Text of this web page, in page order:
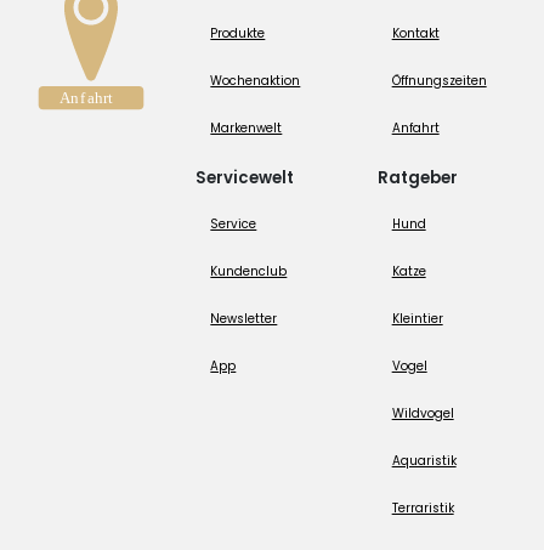
Produkte
Wochenaktion
Markenwelt
Servicewelt
Service
Kundenclub
Newsletter
App
Kontakt
Öffnungszeiten
Anfahrt
Ratgeber
Hund
Katze
Kleintier
Vogel
Wildvogel
Aquaristik
Terraristik